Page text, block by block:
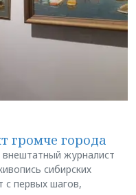
громче города
журналист
сибирских
с первых шагов,